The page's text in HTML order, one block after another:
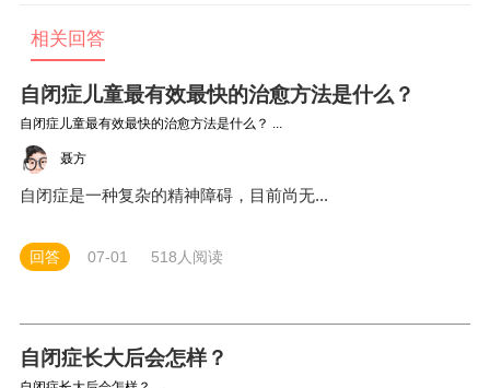
相关回答
自闭症儿童最有效最快的治愈方法是什么？
自闭症儿童最有效最快的治愈方法是什么？ ...
聂方
自闭症是一种复杂的精神障碍，目前尚无...
回答 07-01 518人阅读
自闭症长大后会怎样？